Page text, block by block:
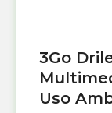
3Go
Uso